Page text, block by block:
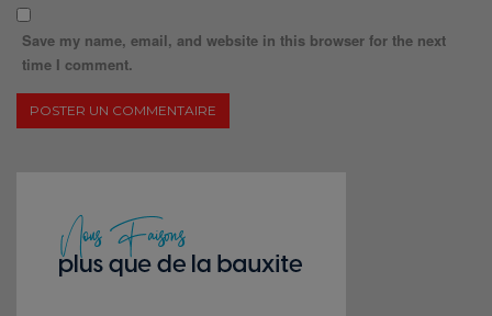
Save my name, email, and website in this browser for the next
time I comment.